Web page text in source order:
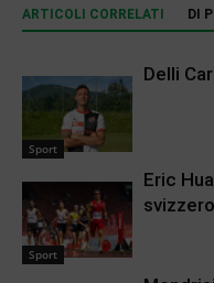
ARTICOLI CORRELATI DI
Sport
Delli
Sport
Eric
svizzero